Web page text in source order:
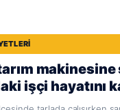
makinesine
işçi hayatını